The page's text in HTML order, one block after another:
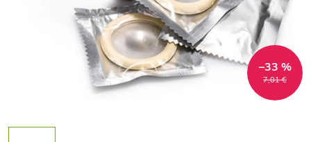
7,01 €
–33 %